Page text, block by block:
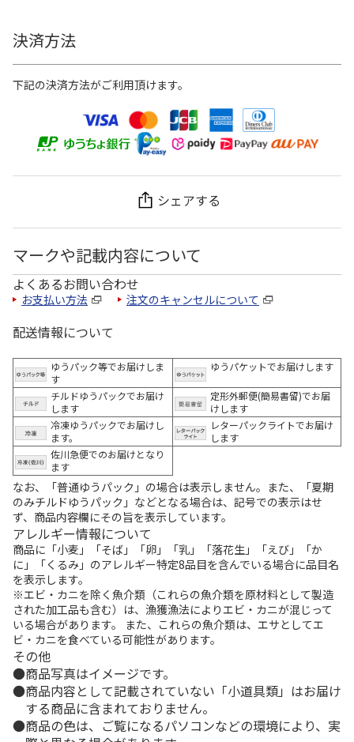
決済方法
下記の決済方法がご利用頂けます。
シェアする
マークや記載内容について
よくあるお問い合わせ
お支払い方法 注文のキャンセルについて
配送情報について
ゆうパック等でお届けしま
す
ゆうパケットでお届けします
チルドゆうパックでお届け
します
定形外郵便(簡易書留)でお届
けします
冷凍ゆうパックでお届けし
ます。
レターパックライトでお届け
します
佐川急便でのお届けとなり
ます
なお、「普通ゆうパック」の場合は表示しません。また、「夏期
のみチルドゆうパック」などとなる場合は、記号での表示はせ
ず、商品内容欄にその旨を表示しています。
アレルギー情報について
商品に「小麦」「そば」「卵」「乳」「落花生」「えび」「か
に」「くるみ」のアレルギー特定8品目を含んでいる場合に品目名
を表示します。
※エビ・カニを除く魚介類（これらの魚介類を原材料として製造
された加工品も含む）は、漁獲漁法によりエビ・カニが混じって
いる場合があります。 また、これらの魚介類は、エサとしてエ
ビ・カニを食べている可能性があります。
その他
商品写真はイメージです。
商品内容として記載されていない「小道具類」はお届け
する商品に含まれておりません。
商品の色は、ご覧になるパソコンなどの環境により、実